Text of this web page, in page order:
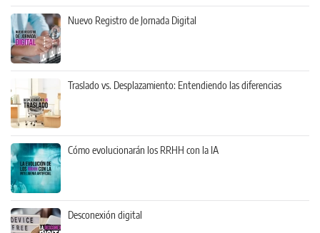
Nuevo Registro de Jornada Digital
Traslado vs. Desplazamiento: Entendiendo las diferencias
Cómo evolucionarán los RRHH con la IA
Desconexión digital